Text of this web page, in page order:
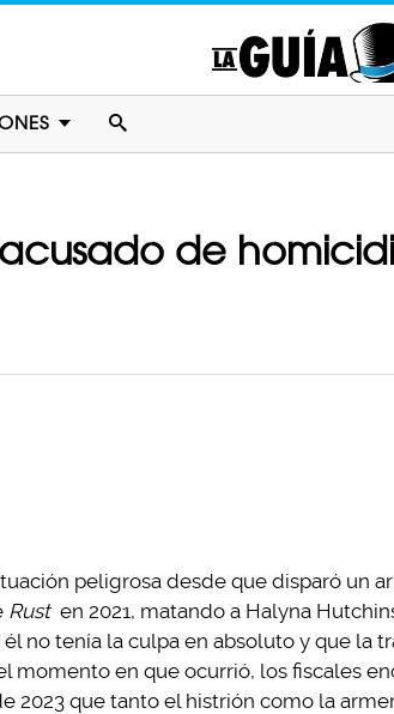
de
peligrosa desde que disparó un
Rust en 2021, matando a Halyna
él no tenía la culpa en absoluto y que la
momento en que ocurrió, los fiscales
2023 que tanto el histrión como la